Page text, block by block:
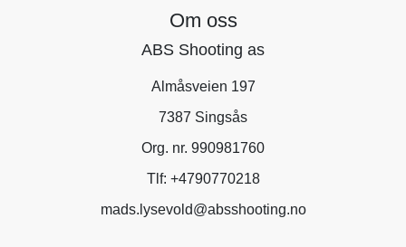
Om oss
ABS Shooting as
Almåsveien 197
7387 Singsås
Org. nr. 990981760
Tlf: +4790770218
mads.lysevold@absshooting.no